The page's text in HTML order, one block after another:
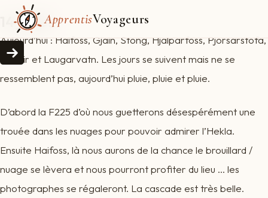
ApprentisVoyageurs
14 juillet
Aujourd’hui : Haifoss, Gjain, Stong, Hjalparfoss, Pjorsarstofa,
Geysir et Laugarvatn. Les jours se suivent mais ne se
ressemblent pas, aujourd’hui pluie, pluie et pluie.
D’abord la F225 d’où nous guetterons désespérément une
trouée dans les nuages pour pouvoir admirer l’Hekla.
Ensuite Haifoss, là nous aurons de la chance le brouillard /
nuage se lèvera et nous pourront profiter du lieu … les
photographes se régaleront. La cascade est très belle.